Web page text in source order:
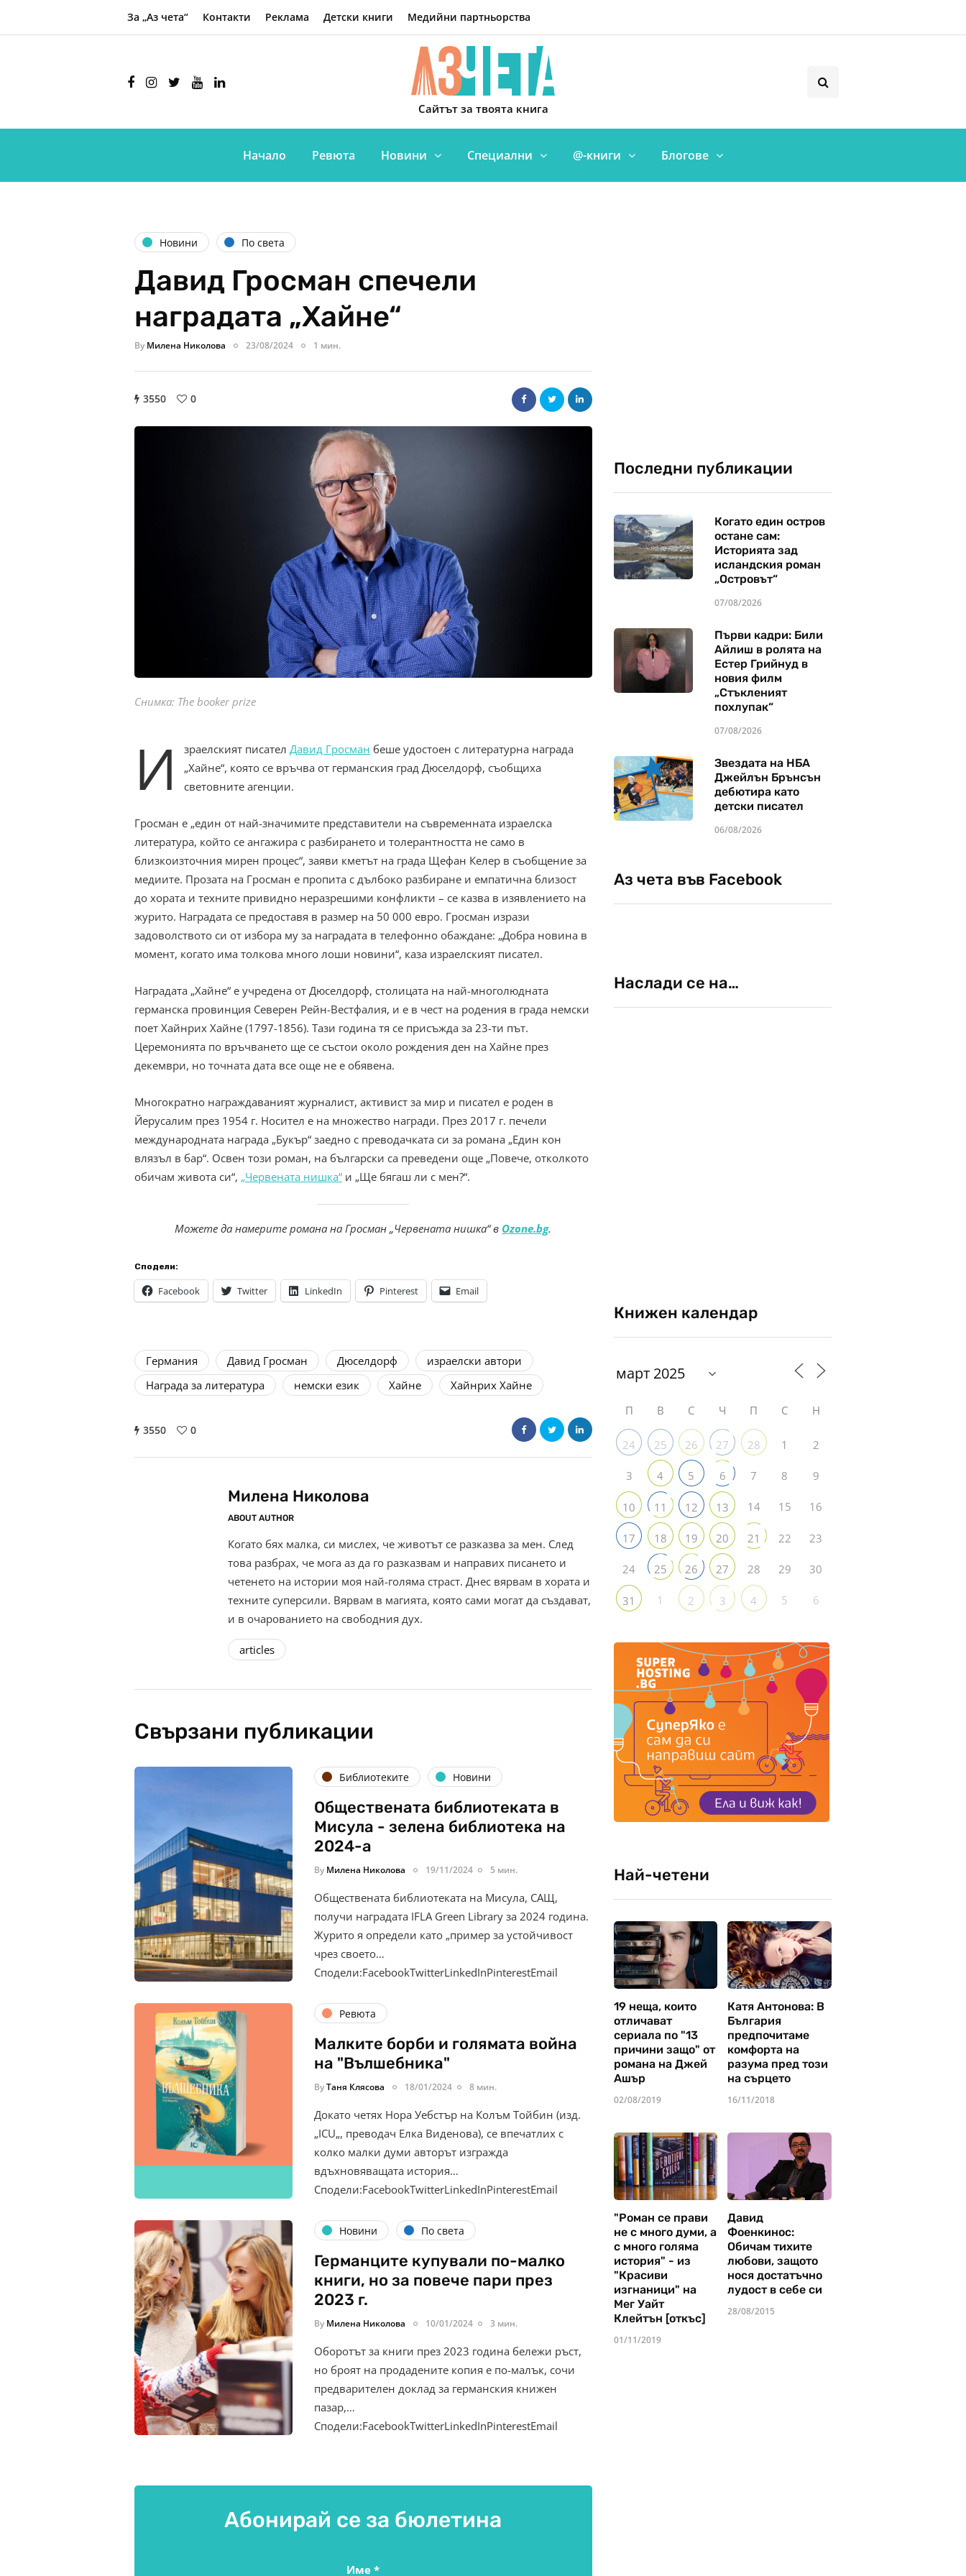
За „Аз чета“ Контакти Реклама Детски книги Медийни партньорства
Сайтът за твоята книга
Начало Ревюта Новини Специални @-книги Блогове
Новини По света
Давид Гросман спечели
наградата „Хайне“
By Милена Николова 23/08/2024 1 мин.
3550 0
Снимка: The booker prize
И зраелският писател Давид Гросман беше удостоен с литературна награда
„Хайне“, която се връчва от германския град Дюселдорф, съобщиха
световните агенции.
Гросман е „един от най-значимите представители на съвременната израелска
литература, който се ангажира с разбирането и толерантността не само в
близкоизточния мирен процес“, заяви кметът на града Щефан Келер в съобщение за
медиите. Прозата на Гросман е пропита с дълбоко разбиране и емпатична близост
до хората и техните привидно неразрешими конфликти – се казва в изявлението на
журито. Наградата се предоставя в размер на 50 000 евро. Гросман изрази
задоволството си от избора му за наградата в телефонно обаждане: „Добра новина в
момент, когато има толкова много лоши новини“, каза израелският писател.
Наградата „Хайне“ е учредена от Дюселдорф, столицата на най-многолюдната
германска провинция Северен Рейн-Вестфалия, и е в чест на родения в града немски
поет Хайнрих Хайне (1797-1856). Тази година тя се присъжда за 23-ти път.
Церемонията по връчването ще се състои около рождения ден на Хайне през
декември, но точната дата все още не е обявена.
Многократно награждаваният журналист, активист за мир и писател е роден в
Йерусалим през 1954 г. Носител е на множество награди. През 2017 г. печели
международната награда „Букър“ заедно с преводачката си за романа „Един кон
влязъл в бар“. Освен този роман, на български са преведени още „Повече, отколкото
обичам живота си“, „Червената нишка“ и „Ще бягаш ли с мен?“.
Можете да намерите романа на Гросман „Червената нишка“ в Ozone.bg.
Сподели:
Facebook Twitter LinkedIn Pinterest Email
Германия Давид Гросман Дюселдорф
израелски автори
Награда за литература
немски език Хайне Хайнрих Хайне
3550 0
Милена Николова
ABOUT AUTHOR
Когато бях малка, си мислех, че животът се разказва за мен. След
това разбрах, че мога аз да го разказвам и направих писането и
четенето на истории моя най-голяма страст. Днес вярвам в хората и
техните суперсили. Вярвам в магията, която сами могат да създават,
и в очарованието на свободния дух.
articles
Свързани публикации
Библиотеките Новини
Обществената библиотеката в
Мисула - зелена библиотека на
2024-а
By Милена Николова 19/11/2024 5 мин.
Обществената библиотеката на Мисула, САЩ,
получи наградата IFLA Green Library за 2024 година.
Журито я определи като „пример за устойчивост
чрез своето…
Сподели:FacebookTwitterLinkedInPinterestEmail
Ревюта
Малките борби и голямата война
на "Вълшебника"
ByТаня Клясова 18/01/2024 8 мин.
Докато четях Нора Уебстър на Колъм Тойбин (изд.
„ICU„, преводач Елка Виденова), се впечатлих с
колко малки думи авторът изгражда
вдъхновяващата история…
Сподели:FacebookTwitterLinkedInPinterestEmail
Новини По света
Германците купували по-малко
книги, но за повече пари през
2023 г.
By Милена Николова 10/01/2024 3 мин.
Оборотът за книги през 2023 година бележи ръст,
но броят на продадените копия е по-малък, сочи
предварителен доклад за германския книжен
пазар,…
Сподели:FacebookTwitterLinkedInPinterestEmail
Абонирай се за бюлетина
Име*
Последни публикации
Когато един остров
остане сам:
Историята зад
исландския роман
„Островът“
07/08/2026
Първи кадри: Били
Айлиш в ролята на
Естер Грийнуд в
новия филм
„Стъкленият
похлупак“
07/08/2026
Звездата на НБА
Джейлън Брънсън
дебютира като
детски писател
06/08/2026
Аз чета във Facebook
Наслади се на…
Книжен календар
П В С Ч П С Н
24 25 26 27 28 1 2
3 4 5 6 7 8 9
10 11 12 13 14 15 16
17 18 19 20 21 22 23
24 25 26 27 28 29 30
31 1 2 3 4 5 6
Най-четени
19 неща, които
отличават
сериала по "13
причини защо" от
романа на Джей
Ашър
02/08/2019
Катя Антонова: В
България
предпочитаме
комфорта на
разума пред този
на сърцето
16/11/2018
"Роман се прави
не с много думи, а
с много голяма
история" - из
"Красиви
изгнаници" на
Мег Уайт
Клейтън [откъс]
01/11/2019
Давид
Фоенкинос:
Обичам тихите
любови, защото
нося достатъчно
лудост в себе си
28/08/2015